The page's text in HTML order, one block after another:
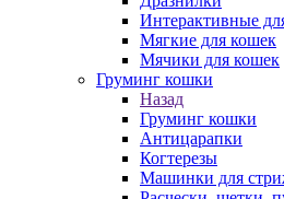
Интерактивные
Мягкие для кошек
Мячики для кошек
Груминг кошки
Назад
Груминг кошки
Антицарапки
Когтерезы
Машинки для